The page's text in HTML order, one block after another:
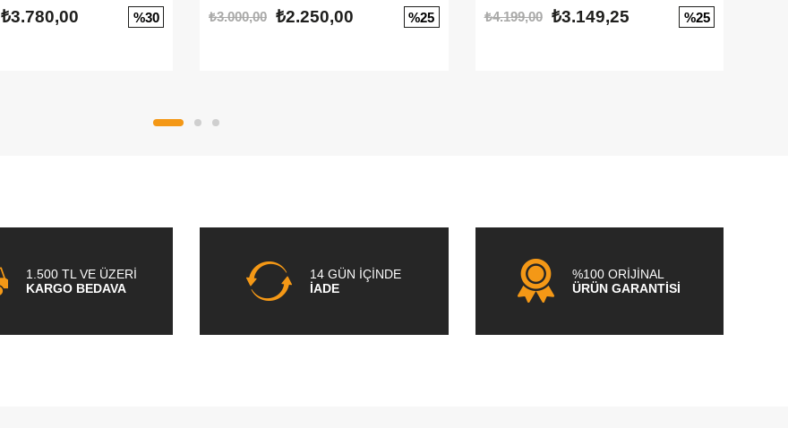
₺3.780,00 %30
₺3.000,00 ₺2.250,00 %25
₺4.199,00
₺3.149,25 %25
1.500 TL VE ÜZERİ
KARGO BEDAVA
14 GÜN İÇİNDE
İADE
%100 ORİJİNAL
ÜRÜN GARANTİSİ